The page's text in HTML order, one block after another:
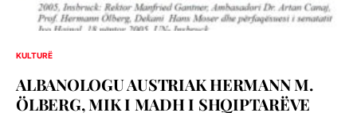
KULTURË
ALBANOLOGU AUSTRIAK HERMANN M.
ÖLBERG, MIK I MADH I SHQIPTARËVE